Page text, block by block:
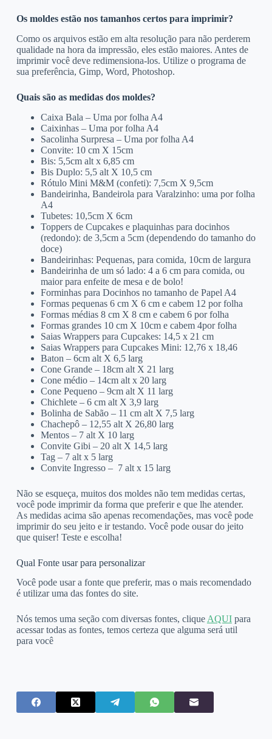
Os moldes estão nos tamanhos certos para imprimir?
Como os arquivos estão em alta resolução para não perderem
qualidade na hora da impressão, eles estão maiores. Antes de
imprimir você deve redimensiona-los. Utilize o programa de
sua preferência, Gimp, Word, Photoshop.
Quais são as medidas dos moldes?
Caixa Bala – Uma por folha A4
Caixinhas – Uma por folha A4
Sacolinha Surpresa – Uma por folha A4
Convite: 10 cm X 15cm
Bis: 5,5cm alt x 6,85 cm
Bis Duplo: 5,5 alt X 10,5 cm
Rótulo Mini M&M (confeti): 7,5cm X 9,5cm
Bandeirinha, Bandeirola para Varalzinho: uma por folha
A4
Tubetes: 10,5cm X 6cm
Toppers de Cupcakes e plaquinhas para docinhos
(redondo): de 3,5cm a 5cm (dependendo do tamanho do
doce)
Bandeirinhas: Pequenas, para comida, 10cm de largura
Bandeirinha de um só lado: 4 a 6 cm para comida, ou
maior para enfeite de mesa e de bolo!
Forminhas para Docinhos no tamanho de Papel A4
Formas pequenas 6 cm X 6 cm e cabem 12 por folha
Formas médias 8 cm X 8 cm e cabem 6 por folha
Formas grandes 10 cm X 10cm e cabem 4por folha
Saias Wrappers para Cupcakes: 14,5 x 21 cm
Saias Wrappers para Cupcakes Mini: 12,76 x 18,46
Baton – 6cm alt X 6,5 larg
Cone Grande – 18cm alt X 21 larg
Cone médio – 14cm alt x 20 larg
Cone Pequeno – 9cm alt X 11 larg
Chichlete – 6 cm alt X 3,9 larg
Bolinha de Sabão – 11 cm alt X 7,5 larg
Chachepô – 12,55 alt X 26,80 larg
Mentos – 7 alt X 10 larg
Convite Gibi – 20 alt X 14,5 larg
Tag – 7 alt x 5 larg
Convite Ingresso – 7 alt x 15 larg
Não se esqueça, muitos dos moldes não tem medidas certas,
você pode imprimir da forma que preferir e que lhe atender.
As medidas acima são apenas recomendações, mas você pode
imprimir do seu jeito e ir testando. Você pode ousar do jeito
que quiser! Teste e escolha!
Qual Fonte usar para personalizar
Você pode usar a fonte que preferir, mas o mais recomendado
é utilizar uma das fontes do site.
Nós temos uma seção com diversas fontes, clique AQUIpara
acessar todas as fontes, temos certeza que alguma será util
para você